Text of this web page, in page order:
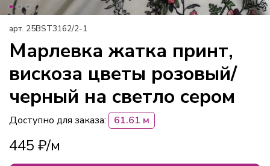
арт. 25BST3162/2-1
Марлевка жатка принт,
вискоза цветы розовый/
черный на светло сером
Доступно для заказа: 61.61 м
445 ₽